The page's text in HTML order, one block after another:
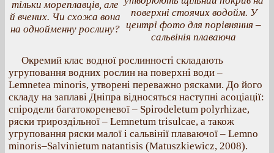
тільки мореплавців, але
й вчених. Чи схожа вона
на однойменну рослину?
поверхні стоячих водойм. У
центрі фото для порівняння –
сальвінія плаваюча
Окремий клас водної рослинності складають
угруповання водних рослин на поверхні води –
Lemnetea minoris, утворені переважно рясками. До його
складу на заплаві Дніпра відносяться наступні асоціації:
спіродели багатокореневої – Spirodeletum polyrhizae,
ряски трироздільної – Lemnetum trisulcae, а також
угруповання ряски малої і сальвінії плаваючої – Lemno
minoris–Salvinietum natantisis (Matuszkiewicz, 2008).